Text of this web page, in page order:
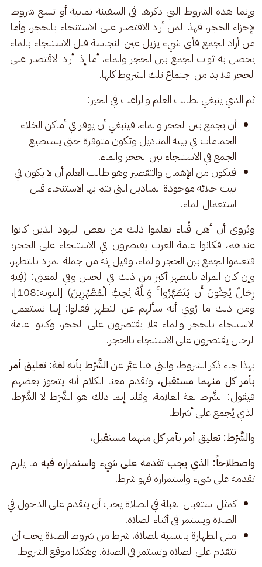
وإنما هذه الشروط التي ذكرها في السفينة ثمانية أو تسع شروط
لإجزاء الحجر، فهذا لمن أراد الاقتصار على الاستنجاء بالحجر، وأما
من أراد الجمع فأي شيء يزيل عين النجاسة قبل الاستنجاء بالماء
يحصل به ثواب الجمع بين الحجر والماء، أما إذا أراد الاقتصار على
الحجر فلا بد من اجتماع تلك الشروط كلها.
ثم الذي ينبغي لطالب العلم والراغب في الخير:
أن يجمع بين الحجر والماء، فينبغي أن يوفر في أماكن الخلاء
الحمامات في بيته المناديل وتكون متوفرة حتى يستطيع
الجمع في الاستنجاء بين الحجر والماء.
فيكون من الإهمال والتقصير وهو طالب العلم أن لا يكون في
بيت خلائه موجودة المناديل التي يتم بها الاستنجاء قبل
استعمال الماء.
ويُروى أن أهل قُباء تعلموا ذلك من بعض اليهود الذين كانوا
عندهم، فكانوا عامة العرب يقتصرون في الاستنجاء على الحجر؛
فتعلموا الجمع بين الحجر والماء، وقيل إنه من جملة المراد بالتطهر،
وإن كان المراد بالتطهر أكبر من ذلك في الحس وفي المعنى: (فِيهِ
رِجَالٌ يُحِبُّونَ أَن يَتَطَهَّرُوا ۚ وَاللَّهُ يُحِبُّ الْمُطَّهِّرِينَ) [التوبة:108]،
ومن ذلك ما رُوي أنه سألهم عن التطهر فقالوا: إننا نستعمل
الاستنجاء بالحجر والماء فلا يقتصرون على الحجر، وكانوا عامة
الرجال يقتصرون على الاستنجاء بالحجر.
بهذا جاء ذكر الشروط، والتي هنا عبَّر عن الشَّرْط بأنه لغة: تعليق أمر
بأمر كل منهما مستقبل، وتقدم معنا الكلام أنه يتجوز بعضهم
فيقول: الشَّرط لغة العلامة، وقلنا إنما ذلك هو الشَّرَط لا الشَّرْط،
الذي يُجمع على أشراط.
والشَّرْط: تعليق أمر بأمر كل منهما مستقبل،
واصطلاحاً: الذي يجب تقدمه على شيء واستمراره فيه ما يلزم
تقدمه على شيء واستمراره فهو شرط.
كمثل استقبال القبلة في الصلاة يجب أن يتقدم على الدخول في
الصلاة ويستمر في أثناء الصلاة.
مثل الطهارة بالنسبة للصلاة، شرط من شروط الصلاة يجب أن
تتقدم على الصلاة وتستمر في الصلاة. وهكذا موقع الشروط.